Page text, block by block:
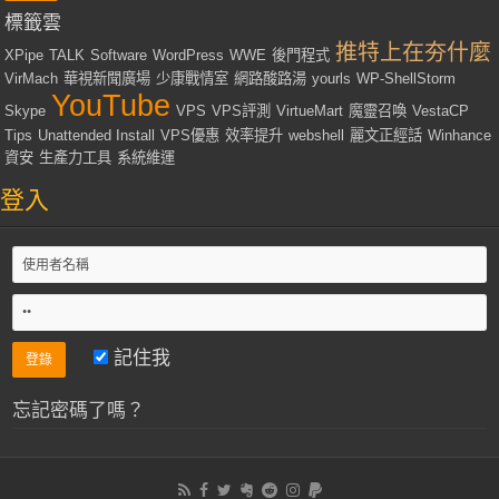
標籤雲
XPipe TALK Software WordPress WWE 後門程式 推特上在夯什麼
VirMach 華視新聞廣場 少康戰情室 網路酸路湯 yourls WP-ShellStorm
Skype YouTube VPS VPS評測 VirtueMart 魔靈召喚 VestaCP
Tips Unattended Install VPS優惠 效率提升 webshell 麗文正經話 Winhance
資安 生產力工具 系統維運
登入
記住我
忘記密碼了嗎？